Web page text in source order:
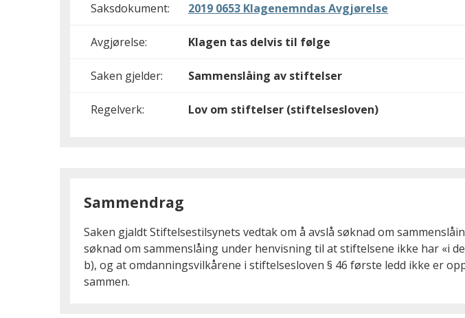
Saksdokument: 2019 0653 Klagenemndas Avgjørelse
Avgjørelse: Klagen tas delvis til følge
Saken gjelder: Sammenslåing av stiftelser
Regelverk: Lov om stiftelser (stiftelsesloven)
Sammendrag
Saken gjaldt Stiftelsestilsynets vedtak om å avslå søknad om
søknad om sammenslåing under henvisning til at stiftelsene ikke har «i
b), og at omdanningsvilkårene i stiftelsesloven § 46 første ledd ikke er
sammen.